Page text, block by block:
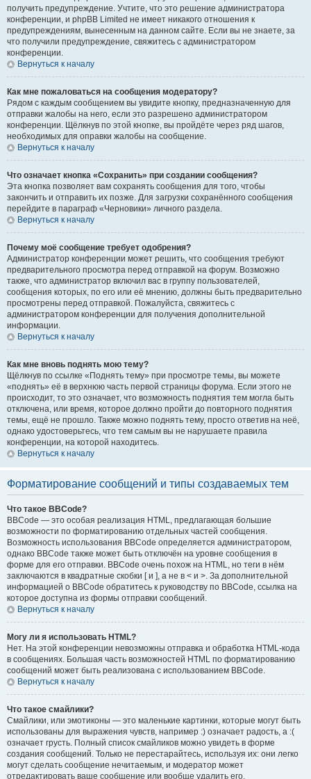
получить предупреждение. Учтите, что это решение администратора
конференции, и phpBB Limited не имеет никакого отношения к
предупреждениям, вынесенным на данном сайте. Если вы не знаете, за
что получили предупреждение, свяжитесь с администратором
конференции.
Вернуться к началу
Как мне пожаловаться на сообщения модератору?
Рядом с каждым сообщением вы увидите кнопку, предназначенную для
отправки жалобы на него, если это разрешено администратором
конференции. Щёлкнув по этой кнопке, вы пройдёте через ряд шагов,
необходимых для оправки жалобы на сообщение.
Вернуться к началу
Что означает кнопка «Сохранить» при создании сообщения?
Эта кнопка позволяет вам сохранять сообщения для того, чтобы
закончить и отправить их позже. Для загрузки сохранённого сообщения
перейдите в параграф «Черновики» личного раздела.
Вернуться к началу
Почему моё сообщение требует одобрения?
Администратор конференции может решить, что сообщения требуют
предварительного просмотра перед отправкой на форум. Возможно
также, что администратор включил вас в группу пользователей,
сообщения которых, по его или её мнению, должны быть предварительно
просмотрены перед отправкой. Пожалуйста, свяжитесь с
администратором конференции для получения дополнительной
информации.
Вернуться к началу
Как мне вновь поднять мою тему?
Щёлкнув по ссылке «Поднять тему» при просмотре темы, вы можете
«поднять» её в верхнюю часть первой страницы форума. Если этого не
происходит, то это означает, что возможность поднятия тем могла быть
отключена, или время, которое должно пройти до повторного поднятия
темы, ещё не прошло. Также можно поднять тему, просто ответив на неё,
однако удостоверьтесь, что тем самым вы не нарушаете правила
конференции, на которой находитесь.
Вернуться к началу
Форматирование сообщений и типы создаваемых тем
Что такое BBCode?
BBCode — это особая реализация HTML, предлагающая большие
возможности по форматированию отдельных частей сообщения.
Возможность использования BBCode определяется администратором,
однако BBCode также может быть отключён на уровне сообщения в
форме для его отправки. BBCode очень похож на HTML, но теги в нём
заключаются в квадратные скобки [ и ], а не в < и >. За дополнительной
информацией о BBCode обратитесь к руководству по BBCode, ссылка на
которое доступна из формы отправки сообщений.
Вернуться к началу
Могу ли я использовать HTML?
Нет. На этой конференции невозможны отправка и обработка HTML-кода
в сообщениях. Большая часть возможностей HTML по форматированию
сообщений может быть реализована с использованием BBCode.
Вернуться к началу
Что такое смайлики?
Смайлики, или эмотиконы — это маленькие картинки, которые могут быть
использованы для выражения чувств, например :) означает радость, а :(
означает грусть. Полный список смайликов можно увидеть в форме
создания сообщений. Только не перестарайтесь, используя их: они легко
могут сделать сообщение нечитаемым, и модератор может
отредактировать ваше сообщение или вообще удалить его.